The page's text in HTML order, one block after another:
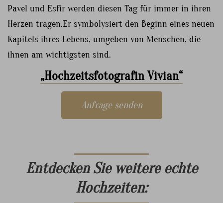
Pavel und Esfir werden diesen Tag für immer in ihren
Herzen tragen.Er symbolysiert den Beginn eines neuen
Kapitels ihres Lebens, umgeben von Menschen, die
ihnen am wichtigsten sind.
„Hochzeitsfotografin Vivian“
Anfrage senden
Entdecken Sie weitere echte
Hochzeiten: